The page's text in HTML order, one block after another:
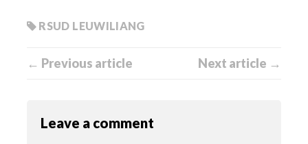
RSUD LEUWILIANG
← Previous article Next article →
Leave a comment